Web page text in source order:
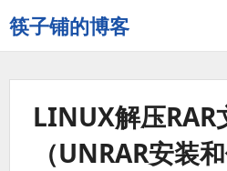
筷子铺的博客
记
录
LINUX解压RAR
（UNRAR安装